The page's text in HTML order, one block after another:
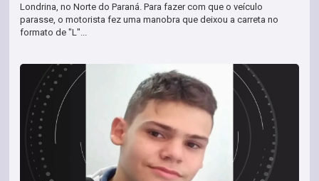
Londrina, no Norte do Paraná. Para fazer com que o veículo
parasse, o motorista fez uma manobra que deixou a carreta no
formato de "L"...